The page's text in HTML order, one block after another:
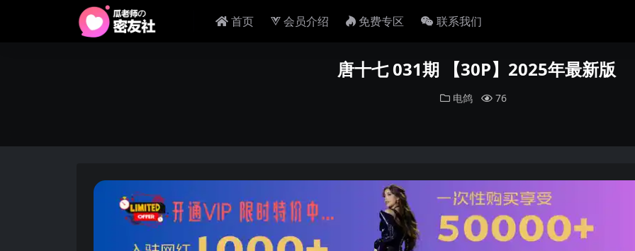
首页 会员介绍 免费专区 联系我们
唐十七 031期 【30P】2025年最新版
电鸽 76